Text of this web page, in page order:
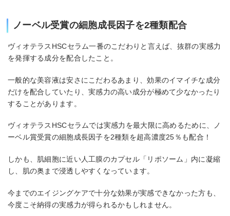
ノーベル受賞の細胞成長因子を2種類配合
ヴィオテラスHSCセラム一番のこだわりと言えば、抜群の実感力
を発揮する成分を配合したこと。
一般的な美容液は安さにこだわるあまり、効果のイマイチな成分
だけを配合していたり、実感力の高い成分が極めて少なかったり
することがあります。
ヴィオテラスHSCセラムでは実感力を最大限に高めるために、ノ
ーベル賞受賞の細胞成長因子を2種類を超高濃度25％も配合！
しかも、肌細胞に近い人工膜のカプセル「リポソーム」内に凝縮
し、肌の奥まで浸透しやすくなっています。
今までのエイジングケアで十分な効果が実感できなかった方も、
今度こそ納得の実感力が得られるかもしれません。